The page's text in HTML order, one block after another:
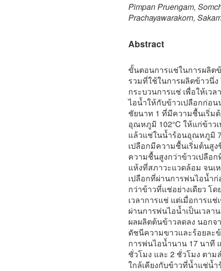
Pimpan Pruengam,
Prachayawarakorn,
Abstract
ขั้นตอนการแช่ในการผลิต
รวมที่ใช้ในการผลิตข้าวนึ่
กระบวนการแช่ เพื่อให้เว
ไอน้ำให้กับข้าวเปลือกก่อ
ชัยนาท 1 ที่มีความชื้นเริ่ม
อุณหภูมิ 102°C ให้แก่ข้าว
แล้วแช่ในน้ำร้อนอุณหภูมิ
เปลือกมีความชื้นเริ่มต้นสู
ความชื้นสูงกว่าข้าวเปลือ
แห้งที่สภาวะแวดล้อม จนเ
เปลือกที่ผ่านการพ่นไอน้ำ
กว่าข้าวที่แช่อย่างเดียว โ
เวลาการแช่ แต่เมื่อการแ
ผ่านการพ่นไอน้ำเป็นเวลา
ผลผลิตต้นข้าวลดลง นอก
ดัชนีความขาวและร้อยละ
การพ่นไอน้ำนาน 17 นาที
ชั่วโมง และ 2 ชั่วโมง ตาม
ใกล้เคียงกับข้าวที่น้ำแช่น้ำ